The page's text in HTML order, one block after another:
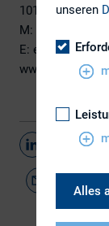
1010
Wien/
M: +43 664 840
E:
www.cira.at
Teilen
unseren
Alles